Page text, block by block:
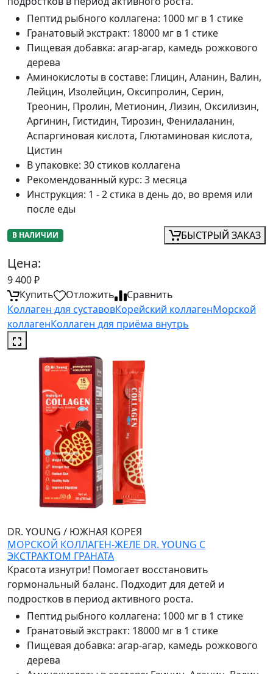
Пептид рыбного коллагена: 1000 мг в 1 стике
Гранатовый экстракт: 18000 мг в 1 стике
Пищевая добавка: агар-агар, камедь рожкового
дерева
Аминокислоты в составе: Глицин, Аланин, Валин,
Лейцин, Изолейцин, Оксипролин, Серин,
Треонин, Пролин, Метионин, Лизин, Оксилизин,
Аргинин, Гистидин, Тирозин, Фенилаланин,
Аспаргиновая кислота, Глютаминовая кислота,
Цистин
В упаковке: 30 стиков коллагена
Рекомендованный курс: 3 месяца
Инструкция: 1 - 2 стика в день до, во время или
после еды
В НАЛИЧИИ БЫСТРЫЙ ЗАКАЗ
Цена:
9 400₽
Купить
Отложить
Сравнить
Коллаген для суставовКорейский коллагенМорской
коллагенКоллаген для приёма внутрь
DR. YOUNG / ЮЖНАЯ КОРЕЯ
МОРСКОЙ КОЛЛАГЕН-ЖЕЛЕ DR. YOUNG С
ЭКСТРАКТОМ ГРАНАТА
Красота изнутри! Помогает восстановить
гормональный баланс. Подходит для детей и
подростков в период активного роста.
Пептид рыбного коллагена: 1000 мг в 1 стике
Гранатовый экстракт: 18000 мг в 1 стике
Пищевая добавка: агар-агар, камедь рожкового
дерева